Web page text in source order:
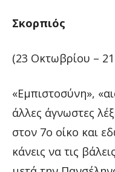
Σκορπιός
(23 Οκτωβρίου –
«Εμπιστοσύνη»,
άλλες άγνωστες
στον 7ο οίκο και
κάνεις να τις